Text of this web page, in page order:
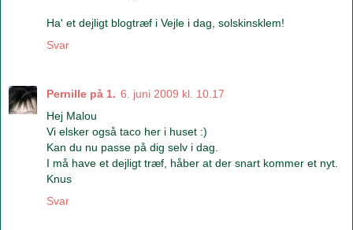
Ha' et dejligt blogtræf i Vejle i dag, solskinsklem!
Svar
Pernille på 1. 6. juni 2009 kl. 10.17
Hej Malou
Vi elsker også taco her i huset :)
Kan du nu passe på dig selv i dag.
I må have et dejligt træf, håber at der snart kommer et nyt.
Knus
Svar